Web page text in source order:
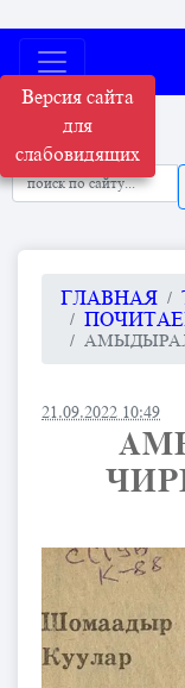
Версия сайта
для
слабовидящих
ГЛАВНАЯ
21.09.2022 10:49